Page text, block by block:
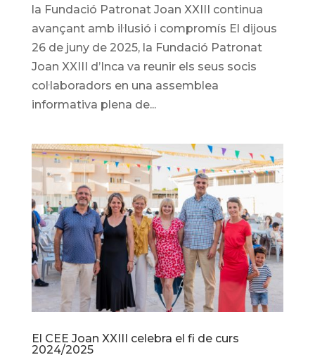
la Fundació Patronat Joan XXIII continua
avançant amb il·lusió i compromís El dijous
26 de juny de 2025, la Fundació Patronat
Joan XXIII d’Inca va reunir els seus socis
col·laboradors en una assemblea
informativa plena de...
El CEE Joan XXIII celebra el fi de curs
2024/2025